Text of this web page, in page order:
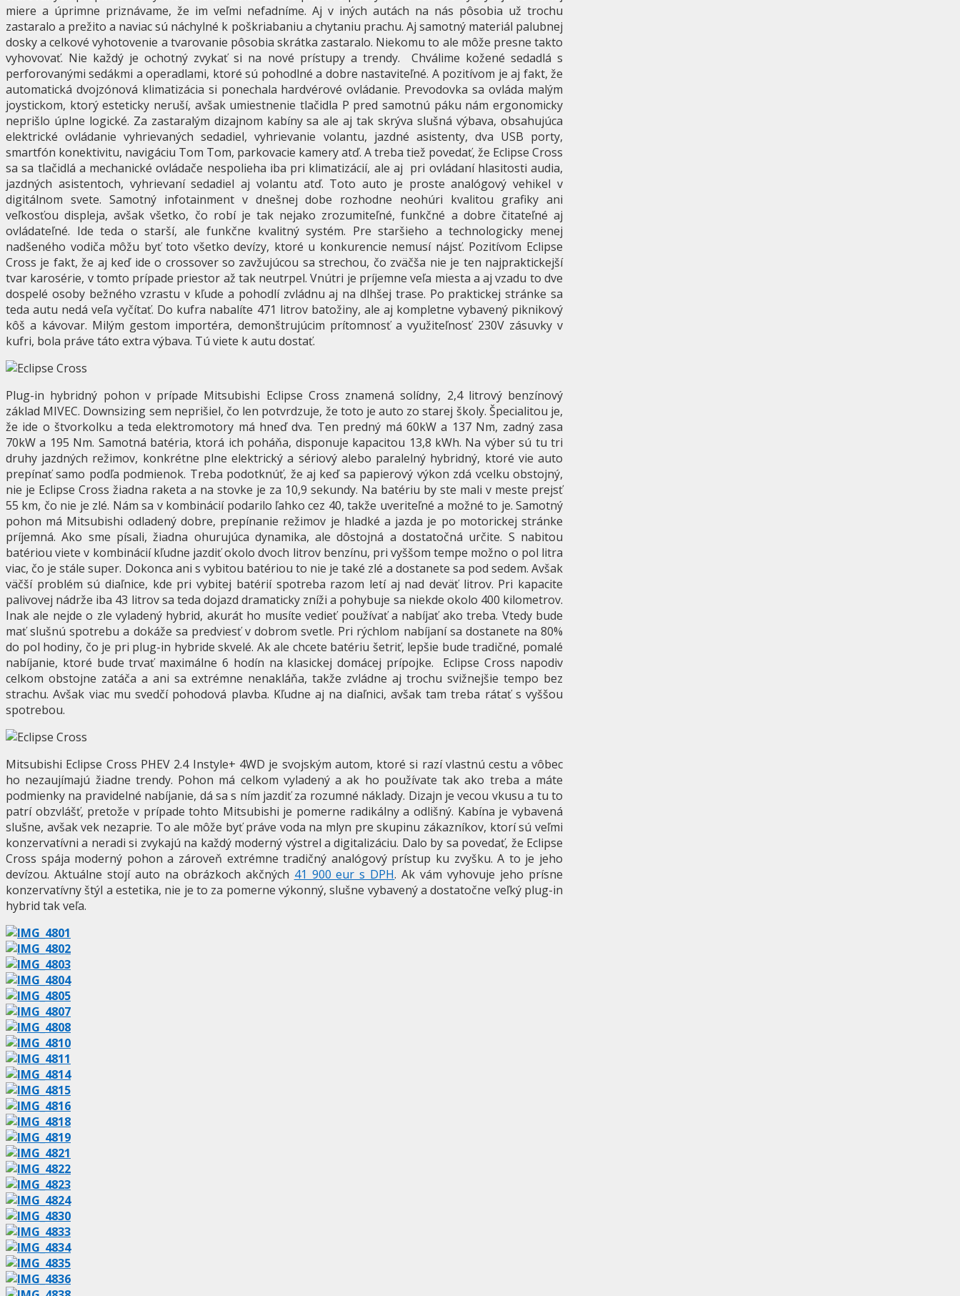
miere a úprimne priznávame, že im veľmi nefadníme. Aj v iných autách na nás pôsobia už trochu
zastaralo a prežito a naviac sú náchylné k poškriabaniu a chytaniu prachu. Aj samotný materiál palubnej
dosky a celkové vyhotovenie a tvarovanie pôsobia skrátka zastaralo. Niekomu to ale môže presne takto
vyhovovať. Nie každý je ochotný zvykať si na nové prístupy a trendy. Chválime kožené sedadlá s
perforovanými sedákmi a operadlami, ktoré sú pohodlné a dobre nastaviteľné. A pozitívom je aj fakt, že
automatická dvojzónová klimatizácia si ponechala hardvérové ovládanie. Prevodovka sa ovláda malým
joystickom, ktorý esteticky neruší, avšak umiestnenie tlačidla P pred samotnú páku nám ergonomicky
neprišlo úplne logické. Za zastaralým dizajnom kabíny sa ale aj tak skrýva slušná výbava, obsahujúca
elektrické ovládanie vyhrievaných sedadiel, vyhrievanie volantu, jazdné asistenty, dva USB porty,
smartfón konektivitu, navigáciu Tom Tom, parkovacie kamery atď. A treba tiež povedať, že Eclipse Cross
sa sa tlačidlá a mechanické ovládače nespolieha iba pri klimatizácií, ale aj pri ovládaní hlasitosti audia,
jazdných asistentoch, vyhrievaní sedadiel aj volantu atď. Toto auto je proste analógový vehikel v
digitálnom svete. Samotný infotainment v dnešnej dobe rozhodne neohúri kvalitou grafiky ani
veľkosťou displeja, avšak všetko, čo robí je tak nejako zrozumiteľné, funkčné a dobre čitateľné aj
ovládateľné. Ide teda o starší, ale funkčne kvalitný systém. Pre staršieho a technologicky menej
nadšeného vodiča môžu byť toto všetko devízy, ktoré u konkurencie nemusí nájsť. Pozitívom Eclipse
Cross je fakt, že aj keď ide o crossover so zavžujúcou sa strechou, čo zväčša nie je ten najpraktickejší
tvar karosérie, v tomto prípade priestor až tak neutrpel. Vnútri je príjemne veľa miesta a aj vzadu to dve
dospelé osoby bežného vzrastu v kľude a pohodlí zvládnu aj na dlhšej trase. Po praktickej stránke sa
teda autu nedá veľa vyčítať. Do kufra nabalíte 471 litrov batožiny, ale aj kompletne vybavený piknikový
kôš a kávovar. Milým gestom importéra, demonštrujúcim prítomnosť a využiteľnosť 230V zásuvky v
kufri, bola práve táto extra výbava. Tú viete k autu dostať.
Plug-in hybridný pohon v prípade Mitsubishi Eclipse Cross znamená solídny, 2,4 litrový benzínový
základ MIVEC. Downsizing sem neprišiel, čo len potvrdzuje, že toto je auto zo starej školy. Špecialitou je,
že ide o štvorkolku a teda elektromotory má hneď dva. Ten predný má 60kW a 137 Nm, zadný zasa
70kW a 195 Nm. Samotná batéria, ktorá ich poháňa, disponuje kapacitou 13,8 kWh. Na výber sú tu tri
druhy jazdných režimov, konkrétne plne elektrický a sériový alebo paralelný hybridný, ktoré vie auto
prepínať samo podľa podmienok. Treba podotknúť, že aj keď sa papierový výkon zdá vcelku obstojný,
nie je Eclipse Cross žiadna raketa a na stovke je za 10,9 sekundy. Na batériu by ste mali v meste prejsť
55 km, čo nie je zlé. Nám sa v kombinácií podarilo ľahko cez 40, takže uveriteľné a možné to je. Samotný
pohon má Mitsubishi odladený dobre, prepínanie režimov je hladké a jazda je po motorickej stránke
príjemná. Ako sme písali, žiadna ohurujúca dynamika, ale dôstojná a dostatočná určite. S nabitou
batériou viete v kombinácií kľudne jazdiť okolo dvoch litrov benzínu, pri vyššom tempe možno o pol litra
viac, čo je stále super. Dokonca ani s vybitou batériou to nie je také zlé a dostanete sa pod sedem. Avšak
väčší problém sú diaľnice, kde pri vybitej batérií spotreba razom letí aj nad deväť litrov. Pri kapacite
palivovej nádrže iba 43 litrov sa teda dojazd dramaticky zníži a pohybuje sa niekde okolo 400 kilometrov.
Inak ale nejde o zle vyladený hybrid, akurát ho musíte vedieť používať a nabíjať ako treba. Vtedy bude
mať slušnú spotrebu a dokáže sa predviesť v dobrom svetle. Pri rýchlom nabíjaní sa dostanete na 80%
do pol hodiny, čo je pri plug-in hybride skvelé. Ak ale chcete batériu šetriť, lepšie bude tradičné, pomalé
nabíjanie, ktoré bude trvať maximálne 6 hodín na klasickej domácej prípojke. Eclipse Cross napodiv
celkom obstojne zatáča a ani sa extrémne nenakláňa, takže zvládne aj trochu svižnejšie tempo bez
strachu. Avšak viac mu svedčí pohodová plavba. Kľudne aj na diaľnici, avšak tam treba rátať s vyššou
spotrebou.
Mitsubishi Eclipse Cross PHEV 2.4 Instyle+ 4WD je svojským autom, ktoré si razí vlastnú cestu a vôbec
ho nezaujímajú žiadne trendy. Pohon má celkom vyladený a ak ho používate tak ako treba a máte
podmienky na pravidelné nabíjanie, dá sa s ním jazdiť za rozumné náklady. Dizajn je vecou vkusu a tu to
patrí obzvlášť, pretože v prípade tohto Mitsubishi je pomerne radikálny a odlišný. Kabína je vybavená
slušne, avšak vek nezaprie. To ale môže byť práve voda na mlyn pre skupinu zákazníkov, ktorí sú veľmi
konzervatívni a neradi si zvykajú na každý moderný výstrel a digitalizáciu. Dalo by sa povedať, že Eclipse
Cross spája moderný pohon a zároveň extrémne tradičný analógový prístup ku zvyšku. A to je jeho
devízou. Aktuálne stojí auto na obrázkoch akčných 41 900 eur s DPH. Ak vám vyhovuje jeho prísne
konzervatívny štýl a estetika, nie je to za pomerne výkonný, slušne vybavený a dostatočne veľký plug-in
hybrid tak veľa.